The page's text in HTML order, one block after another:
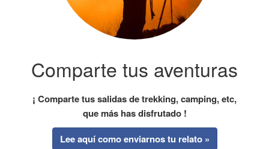
Comparte tus aventuras
¡ Comparte tus salidas de trekking, camping, etc,
que más has disfrutado !
Lee aquí como enviarnos tu relato »